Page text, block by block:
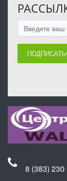
8 (383) 230